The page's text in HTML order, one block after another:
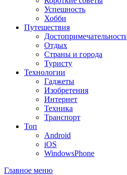
Успешность
Хобби
Путешествия
Отдых
Страны и города
Туристу
Технологии
Гаджеты
Изобретения
Интернет
Техника
Транспорт
Топ
Android
iOS
WindowsPhone
Главное меню